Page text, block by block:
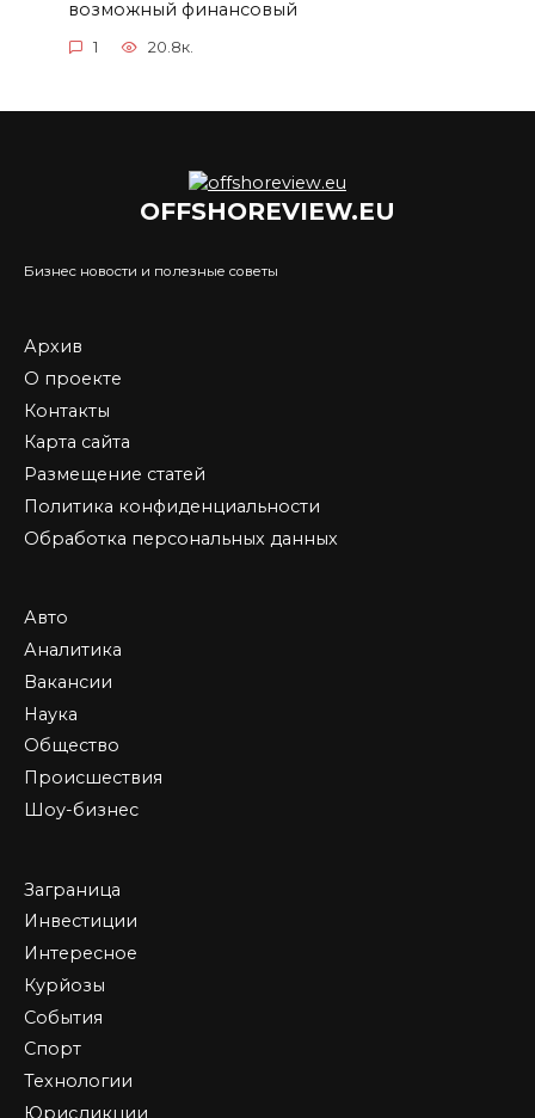
возможный финансовый
1 20.8к.
OFFSHOREVIEW.EU
Бизнес новости и полезные советы
Архив
О проекте
Контакты
Карта сайта
Размещение статей
Политика конфиденциальности
Обработка персональных данных
Авто
Аналитика
Вакансии
Наука
Общество
Происшествия
Шоу-бизнес
Заграница
Инвестиции
Интересное
Курйозы
События
Спорт
Технологии
Юрисдикции